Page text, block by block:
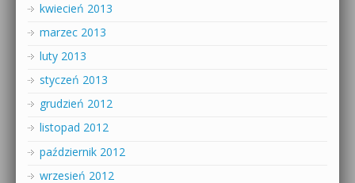
kwiecień 2013
marzec 2013
luty 2013
styczeń 2013
grudzień 2012
listopad 2012
październik 2012
wrzesień 2012